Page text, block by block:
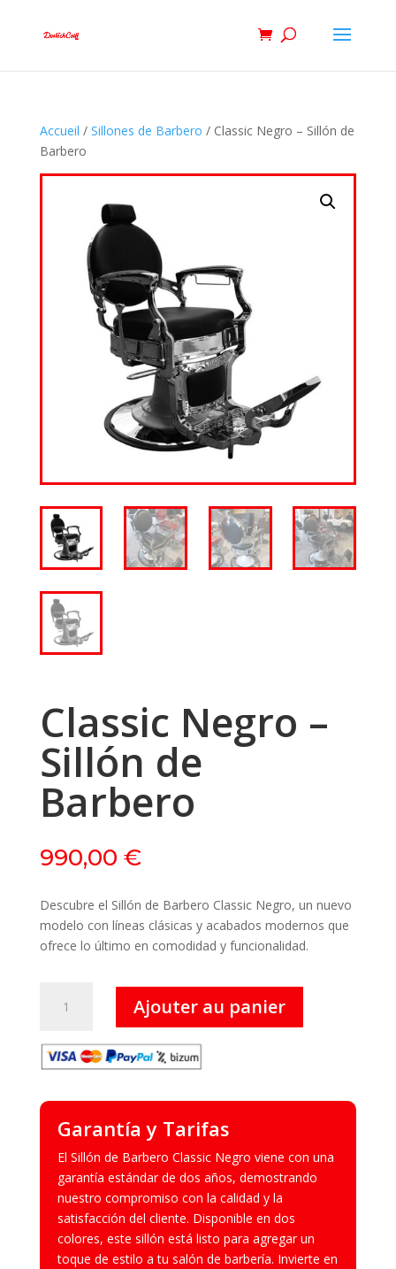
Accueil / Sillones de Barbero / Classic Negro – Sillón de
Barbero
Classic Negro –
Sillón de
Barbero
990,00 €
Descubre el Sillón de Barbero Classic Negro, un nuevo
modelo con líneas clásicas y acabados modernos que
ofrece lo último en comodidad y funcionalidad.
Negro
-
de
Barbero
Ajouter au panier
Garantía y Tarifas
El Sillón de Barbero Classic Negro viene con una
garantía estándar de dos años, demostrando
nuestro compromiso con la calidad y la
satisfacción del cliente. Disponible en dos
colores, este sillón está listo para agregar un
toque de estilo a tu salón de barbería. Invierte en